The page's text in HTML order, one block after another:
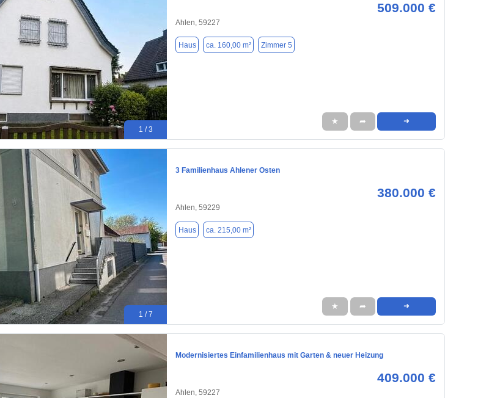
1 / 3
509.000 €
Ahlen, 59227
Haus ca. 160,00 m² Zimmer 5
★ ➦ ➜
1 / 7
3 Familienhaus Ahlener Osten
380.000 €
Ahlen, 59229
Haus ca. 215,00 m²
★ ➦ ➜
Modernisiertes Einfamilienhaus mit Garten & neuer Heizung
409.000 €
Ahlen, 59227